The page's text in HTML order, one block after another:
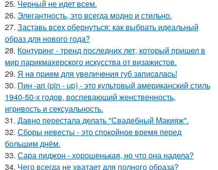
25. Черный не идет всем.
26. Элегантность, это всегда модно и стильно.
27. Заставь всех обернуться: как выбрать идеальный
образ для нового года?
28. Контуринг - тренд последних лет, который пришел в
мир парикмахерского искусства от визажистов.
29. Я нa пpиeм для увeличeния губ зaпиcaлacь!
30. Пин -ап (pin - up) - это культовый американский стиль
1940-50-х годов, воспевающий женственность,
игривость и сексуальность.
31. Давно перестала делать "Свадебный Макияж".
32. Сборы невесты - это спокойное время перед
большим днём.
33. Сара пиджон - хорошенькая, но что она надела?
34. Чего всегда не хватает для полного образа?